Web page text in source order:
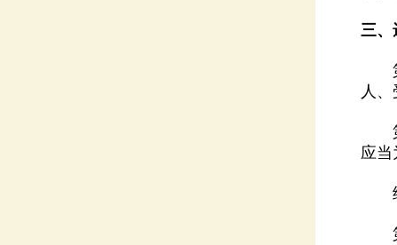
三、
人
应当
继
第